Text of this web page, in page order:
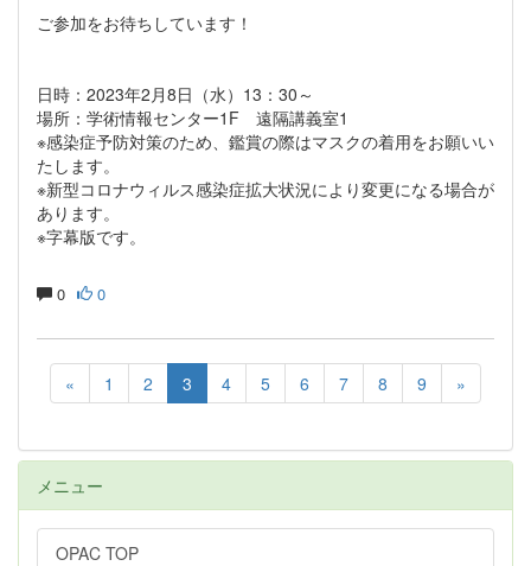
ご参加をお待ちしています！
日時：2023年2月8日（水）13：30～
場所：学術情報センター1F 遠隔講義室1
※感染症予防対策のため、鑑賞の際はマスクの着用をお願いい
たします。
※新型コロナウィルス感染症拡大状況により変更になる場合が
あります。
※字幕版です。
0 0
« 1 2 3 4 5 6 7 8 9 »
メニュー
OPAC TOP